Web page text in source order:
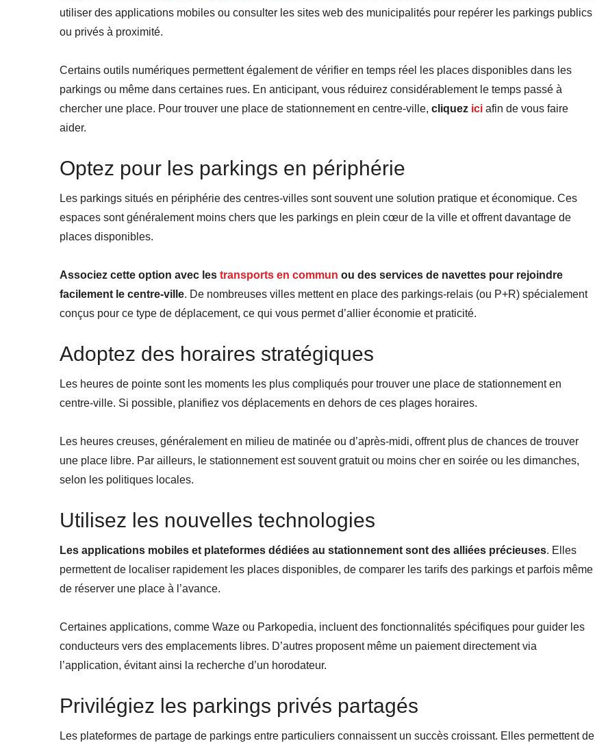
utiliser des applications mobiles ou consulter les sites web des municipalités pour repérer les parkings publics
ou privés à proximité.
Certains outils numériques permettent également de vérifier en temps réel les places disponibles dans les
parkings ou même dans certaines rues. En anticipant, vous réduirez considérablement le temps passé à
chercher une place. Pour trouver une place de stationnement en centre-ville, cliquez ici afin de vous faire
aider.
Optez pour les parkings en périphérie
Les parkings situés en périphérie des centres-villes sont souvent une solution pratique et économique. Ces
espaces sont généralement moins chers que les parkings en plein cœur de la ville et offrent davantage de
places disponibles.
Associez cette option avec les transports en commun ou des services de navettes pour rejoindre
facilement le centre-ville. De nombreuses villes mettent en place des parkings-relais (ou P+R) spécialement
conçus pour ce type de déplacement, ce qui vous permet d’allier économie et praticité.
Adoptez des horaires stratégiques
Les heures de pointe sont les moments les plus compliqués pour trouver une place de stationnement en
centre-ville. Si possible, planifiez vos déplacements en dehors de ces plages horaires.
Les heures creuses, généralement en milieu de matinée ou d’après-midi, offrent plus de chances de trouver
une place libre. Par ailleurs, le stationnement est souvent gratuit ou moins cher en soirée ou les dimanches,
selon les politiques locales.
Utilisez les nouvelles technologies
Les applications mobiles et plateformes dédiées au stationnement sont des alliées précieuses. Elles
permettent de localiser rapidement les places disponibles, de comparer les tarifs des parkings et parfois même
de réserver une place à l’avance.
Certaines applications, comme Waze ou Parkopedia, incluent des fonctionnalités spécifiques pour guider les
conducteurs vers des emplacements libres. D’autres proposent même un paiement directement via
l’application, évitant ainsi la recherche d’un horodateur.
Privilégiez les parkings privés partagés
Les plateformes de partage de parkings entre particuliers connaissent un succès croissant. Elles permettent de